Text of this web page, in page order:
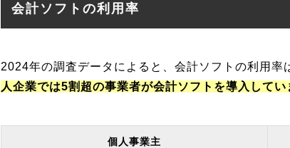
会計ソフトの利用率
2024年の調査データによると、会計ソフトの利用率
人企業では5割超の事業者が会計ソフトを導入してい
個人事業主